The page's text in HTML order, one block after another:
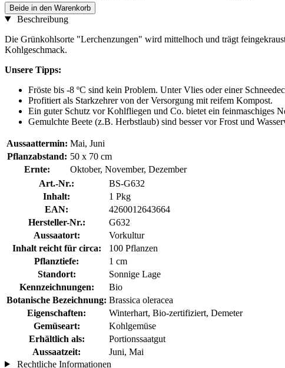
Beide in den Warenkorb
Beschreibung
Die Grünkohlsorte "Lerchenzungen" wird mittelhoch und trägt
Kohlgeschmack.
Unsere Tipps:
Fröste bis -8 ºC sind kein Problem. Unter Vlies oder einer
Profitiert als Starkzehrer von der Versorgung mit reifem Kompost.
Ein guter Schutz vor Kohlfliegen und Co. bietet ein feinmaschiges
Gemulchte Beete (z.B. Herbstlaub) sind besser vor Frost und
Aussaattermin: Mai, Juni
Pflanzabstand: 50 x 70 cm
Ernte:
Oktober, November, Dezember
Art.-Nr.:
BS-G632
Inhalt:
1 Pkg
EAN:
4260012643664
Hersteller-Nr.:
G632
Aussaatort:
Vorkultur
Inhalt reicht für circa:
100 Pflanzen
Pflanztiefe:
1 cm
Standort:
Sonnige Lage
Kennzeichnungen:
Bio
Botanische Bezeichnung: Brassica oleracea
Eigenschaften:
Winterhart, Bio-zertifiziert, Demeter
Gemüseart:
Kohlgemüse
Erhältlich als:
Portionssaatgut
Aussaatzeit:
Juni, Mai
Rechtliche Informationen